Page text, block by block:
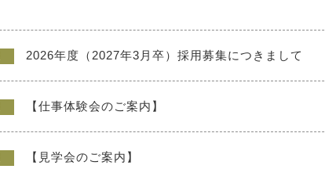
2026年度（2027年3月卒）採用募集につきまして
【仕事体験会のご案内】
【見学会のご案内】